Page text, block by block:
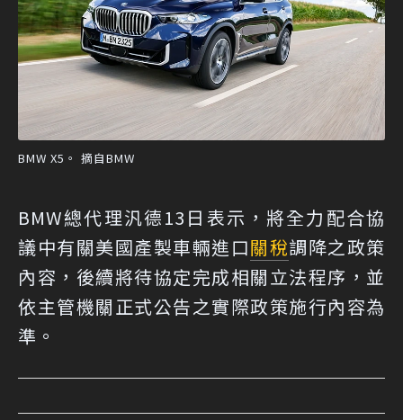
BMW X5。 摘自BMW
BMW總代理汎德13日表示，將全力配合協
議中有關美國產製車輛進口關稅調降之政策
內容，後續將待協定完成相關立法程序，並
依主管機關正式公告之實際政策施行內容為
準。